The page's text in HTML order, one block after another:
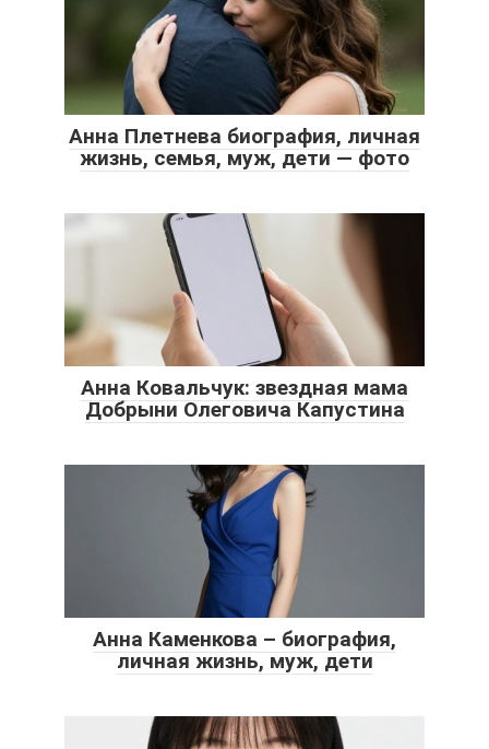
Анна Плетнева биография, личная
жизнь, семья, муж, дети — фото
Анна Ковальчук: звездная мама
Добрыни Олеговича Капустина
Анна Каменкова – биография,
личная жизнь, муж, дети